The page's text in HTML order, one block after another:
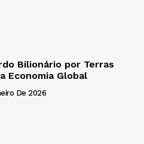
Bilionário por Terras
Economia Global
De 2026